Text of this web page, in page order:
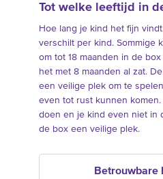
Tot welke leeftijd in
Hoe lang je kind het fijn
verschilt per kind. Sommige
om tot 18 maanden in de
het met 8 maanden al zat.
een veilige plek om te
even tot rust kunnen
doen en je kind even niet in
de box een veilige plek.
Betrouwbare